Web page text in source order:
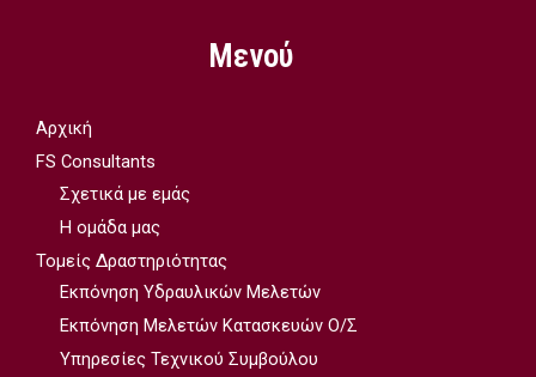
Μενού
Αρχική
FS Consultants
Σχετικά με εμάς
Η ομάδα μας
Τομείς Δραστηριότητας
Εκπόνηση Υδραυλικών Μελετών
Εκπόνηση Μελετών Κατασκευών Ο/Σ
Υπηρεσίες Τεχνικού Συμβούλου